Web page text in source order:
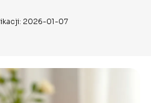
2026-01-07